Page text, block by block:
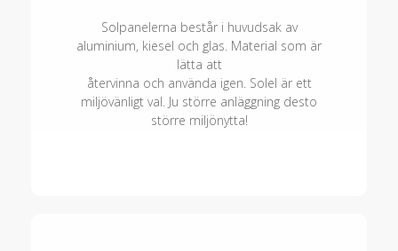
Solpanelerna består i huvudsak av
aluminium, kiesel och glas. Material som är
lätta att
återvinna och använda igen. Solel är ett
miljövänligt val. Ju större anläggning desto
större miljönytta!